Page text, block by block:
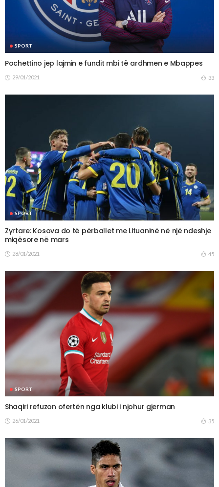
SPORT
Pochettino jep lajmin e fundit mbi të ardhmen e Mbappes
29/01/2021 33
SPORT
Zyrtare: Kosova do të përballet me Lituaninë në një ndeshje
miqësore në mars
28/01/2021 45
SPORT
Shaqiri refuzon ofertën nga klubi i njohur gjerman
26/01/2021 35